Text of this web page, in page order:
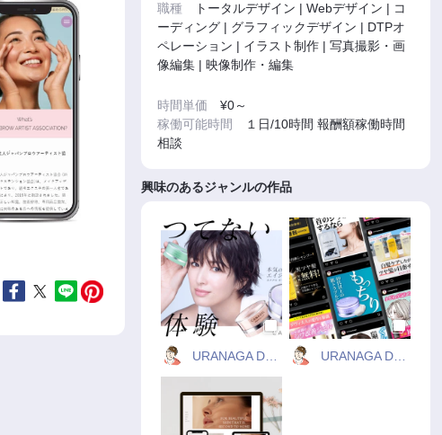
職種
トータルデザイン | Webデザイン | コ
ーディング | グラフィックデザイン | DTPオ
ペレーション | イラスト制作 | 写真撮影・画
像編集 | 映像制作・編集
時間単価 ¥0～
稼働可能時間
１日/10時間 報酬額稼働時間
相談
興味のあるジャンルの作品
URANAGA DESIGN URANAGA DESIGN